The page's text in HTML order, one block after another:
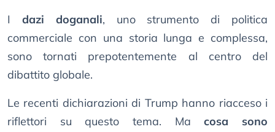
I dazi doganali, uno strumento di politica
commerciale con una storia lunga e complessa,
sono tornati prepotentemente al centro del
dibattito globale.
Le recenti dichiarazioni di Trump hanno riacceso i
riflettori su questo tema. Macosa sono